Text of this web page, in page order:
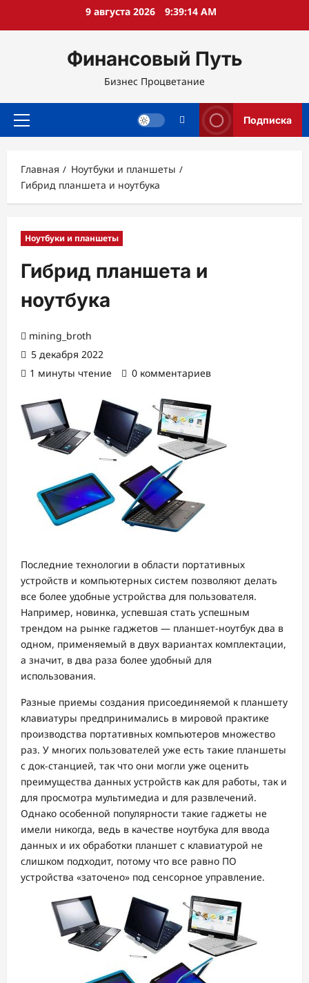
9 августа 2026 9:39:15 AM
Финансовый Путь
Бизнес Процветание
Основное
Подписка
Главная
Ноутбуки и планшеты
Гибрид планшета и ноутбука
Ноутбуки и планшеты
Гибрид планшета и
ноутбука
mining_broth
5 декабря 2022
1 минуты чтение
0 комментариев
Последние технологии в области портативных
устройств и компьютерных систем позволяют делать
все более удобные устройства для пользователя.
Например, новинка, успевшая стать успешным
трендом на рынке гаджетов — планшет-ноутбук два в
одном, применяемый в двух вариантах комплектации,
а значит, в два раза более удобный для
использования.
Разные приемы создания присоединяемой к планшету
клавиатуры предпринимались в мировой практике
производства портативных компьютеров множество
раз. У многих пользователей уже есть такие планшеты
с док-станцией, так что они могли уже оценить
преимущества данных устройств как для работы, так и
для просмотра мультимедиа и для развлечений.
Однако особенной популярности такие гаджеты не
имели никогда, ведь в качестве ноутбука для ввода
данных и их обработки планшет с клавиатурой не
слишком подходит, потому что все равно ПО
устройства «заточено» под сенсорное управление.